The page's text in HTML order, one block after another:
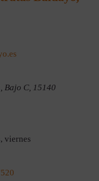
Bajo C, 15140
viernes